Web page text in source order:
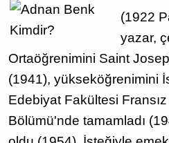
(1922
yazar,
Ortaöğrenimini Saint
(1941), yükseköğrenimini
Edebiyat Fakültesi
Bölümü'nde tamamladı